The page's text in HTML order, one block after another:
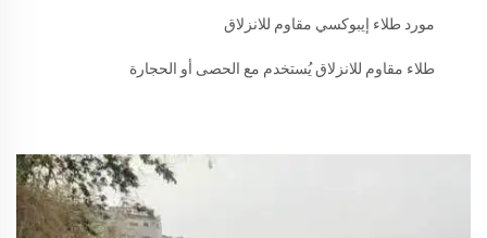
مورد طلاء إيبوكسي مقاوم للانزلاق
طلاء مقاوم للانزلاق يُستخدم مع الحصى أو الحجارة